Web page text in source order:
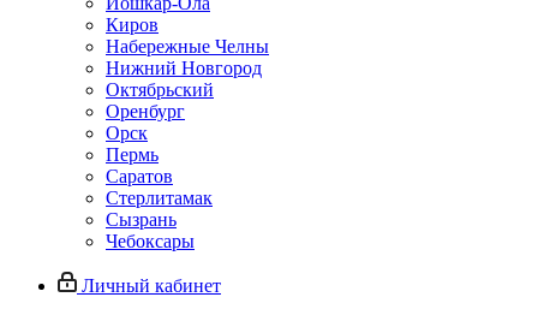
Киров
Набережные Челны
Нижний Новгород
Октябрьский
Оренбург
Орск
Пермь
Саратов
Стерлитамак
Сызрань
Чебоксары
Личный кабинет